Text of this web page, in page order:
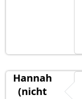
Hannah
(nicht